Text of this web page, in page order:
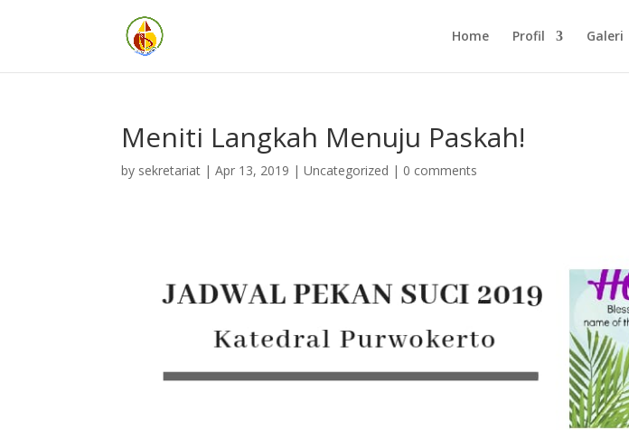
Home Profil Galeri
Meniti Langkah Menuju Paskah!
by sekretariat |Apr 13, 2019 | Uncategorized | 0 comments